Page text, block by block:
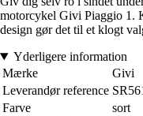
motorcykel Givi Piaggio 1.
design gør det til et klogt
Yderligere information
Mærke
Givi
Leverandør reference
Farve
sort